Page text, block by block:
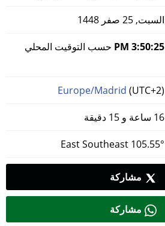
السبت, 25 صفر 1448
3:50:26 PM
حسب التوقيت المحلي
Europe/Madrid (UTC+2)
مشاركة
مشاركة